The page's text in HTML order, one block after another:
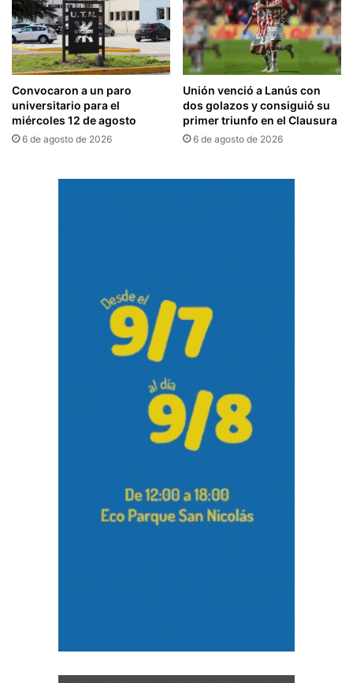
Convocaron a un paro
universitario para el
miércoles 12 de agosto
6 de agosto de 2026
Unión venció a Lanús con
dos golazos y consiguió su
primer triunfo en el Clausura
6 de agosto de 2026